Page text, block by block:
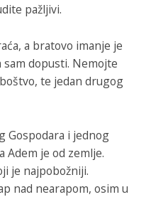
pažljivi.
a bratovo imanje je
dopusti. Nemojte
te jedan drugog
Gospodara i jednog
Adem je od zemlje.
je najpobožniji.
nad nearapom, osim u